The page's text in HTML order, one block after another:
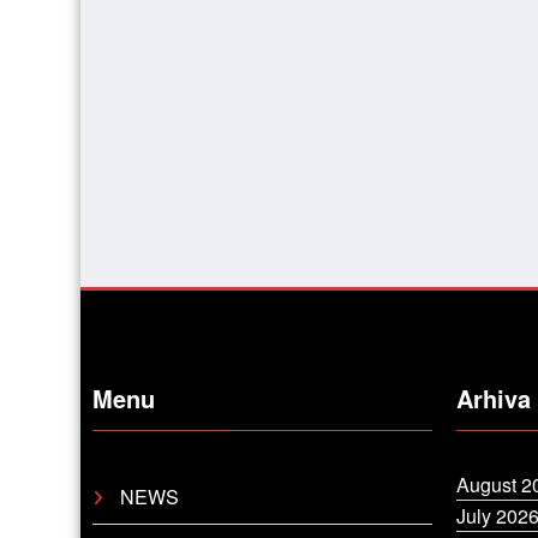
Menu
NEWS
Arhiva
August
July 2026